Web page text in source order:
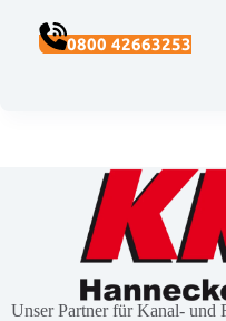
0800 42663253
Unser Partner für Kanal- und